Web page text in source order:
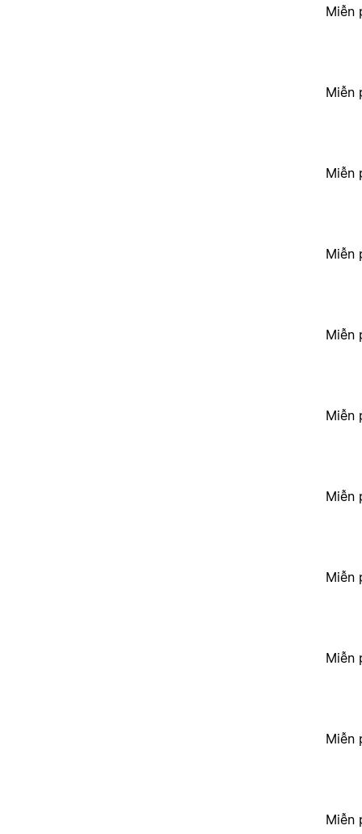
Miễn
Miễn
Miễn
Miễn
Miễn
Miễn
Miễn
Miễn
Miễn
Miễn
Miễn